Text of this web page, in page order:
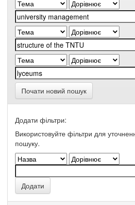
Почати новий пошук
Додати фільтри:
Використовуйте фільтри для
пошуку.